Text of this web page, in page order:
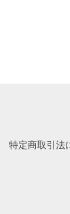
特定商取引法